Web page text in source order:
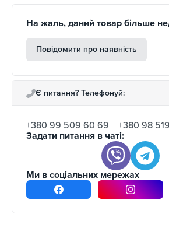
Зареєстровані покупці можуть
бонусною програмою: за покупки
кешбек на бонусний рахунок, яким
оплатити наступне придбання
програми лояльності.
На жаль, даний товар більше
Повідомити про наявність
Є питання? Телефонуй:
+380 99 509 60 69
+380 98
Задати питання в чаті:
Ми в соціальних мережах